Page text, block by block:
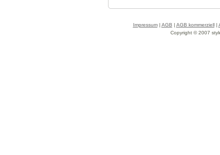
Impressum| AGB | AGB kommerziell|
Copyright © 2007